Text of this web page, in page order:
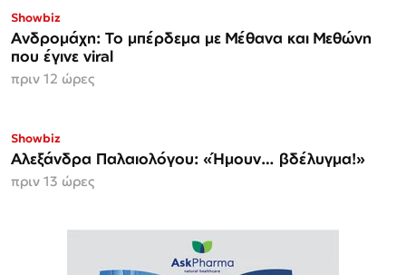
Showbiz
Ανδρομάχη: Το μπέρδεμα με Μέθανα και Μεθώνη
που έγινε viral
πριν 12 ώρες
Showbiz
Αλεξάνδρα Παλαιολόγου: «Ήμουν… βδέλυγμα!»
πριν 13 ώρες